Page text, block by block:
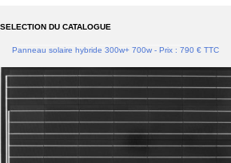
SELECTION DU CATALOGUE
Panneau solaire hybride 300w+ 700w - Prix : 790 € TTC